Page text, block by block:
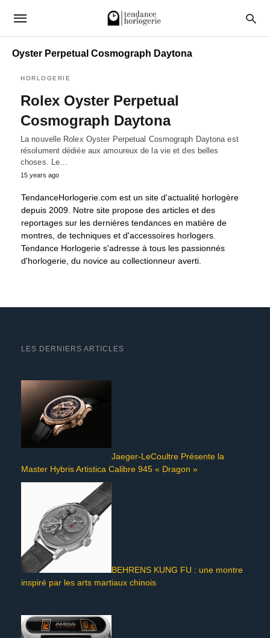
Oyster Perpetual Cosmograph Daytona
HORLOGERIE
Rolex Oyster Perpetual
Cosmograph Daytona
La nouvelle Rolex Oyster Perpetual Cosmograph Daytona est
résolument dédiée aux amoureux de la vie et des belles
choses. Le…
15 years ago
TendanceHorlogerie.com est un site d'actualité horlogère
depuis 2009. Notre site propose des articles et des
reportages sur les dernières tendances en matière de
montres, de techniques et d'accessoires horlogers.
Tendance Horlogerie s'adresse à tous les passionnés
d'horlogerie, du novice au collectionneur averti.
LES DERNIERS ARTICLES
Jaeger-LeCoultre Présente la
Master Hybris Artistica Calibre 945 « Dragon »
BEHRENS KUNG FU : une montre
inspiré par les arts martiaux chinois